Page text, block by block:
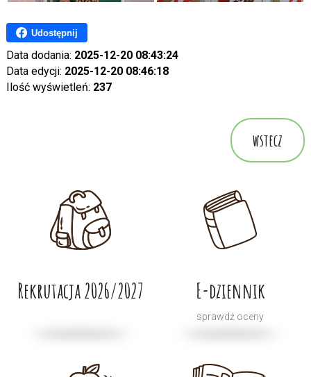
Udostępnij
Data dodania: 2025-12-20 08:43:24
Data edycji: 2025-12-20 08:46:18
Ilość wyświetleń: 237
wstecz
Rekrutacja 2026/2027 E-dziennik
sprawdź oceny